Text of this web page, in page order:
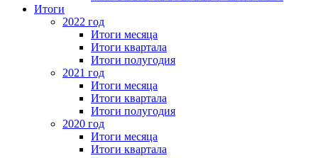
Итоги
2022 год
Итоги месяца
Итоги квартала
Итоги полугодия
2021 год
Итоги месяца
Итоги квартала
Итоги полугодия
2020 год
Итоги месяца
Итоги квартала